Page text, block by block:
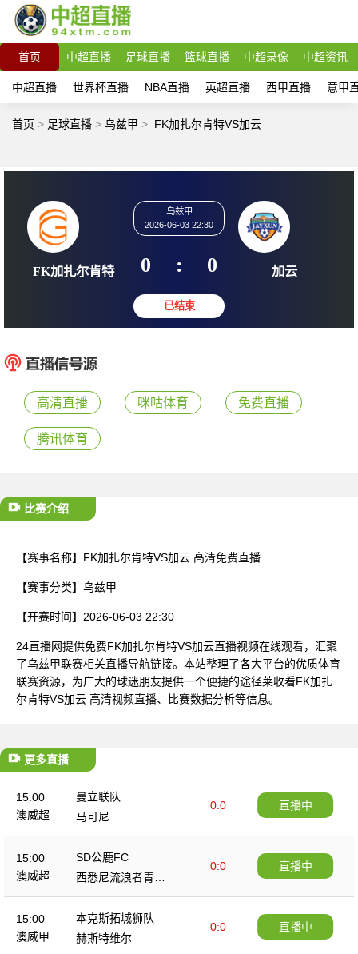
首页 中超直播 足球直播 篮球直播 中超录像 中超资讯
中超直播 世界杯直播 NBA直播 英超直播 西甲直播 意甲
首页 > 足球直播 > 乌兹甲 > FK加扎尔肯特VS加云
FK加扎尔肯特
乌兹甲
2026-06-03 22:30
0 : 0 加
高清直播 咪咕体育 免费直播
腾讯体育
比赛介绍
【赛事名称】 FK加扎尔肯特VS加云 高清免费直播
【赛事分类】 乌兹甲
【开赛时间】 2026-06-03 22:30
24直播网提供免费FK加扎尔肯特VS加云直播视频在线观看，汇聚
了乌兹甲联赛相关直播导航链接。本站整理了各大平台的优质体育
联赛资源，为广大的球迷朋友提供一个便捷的途径莱收看FK加扎
尔肯特VS加云 高清视频直播、比赛数据分析等信息。
更多直播
15:00
澳威超
曼立联队
0:0
马可尼
直播中
15:00
澳威超
SD公鹿FC
0:0
西悉尼流浪者青年
队
直播中
15:00
澳威甲
本克斯拓城狮队
0:0
赫斯特维尔
直播中